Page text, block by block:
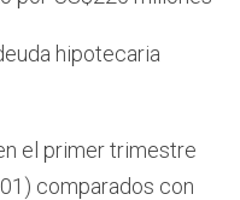
hipotecaria
el primer trimestre
comparados con